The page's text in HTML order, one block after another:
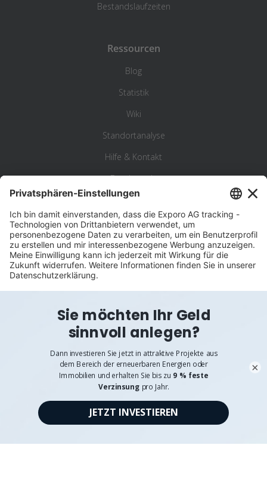
Bestandslaufzeiten
Ressourcen
Blog
Statistik
Wiki
Standortanalyse
Hilfe & Kontakt
Beschwerde
©Exporo AG 2026
AGB
Disclaimer
Pflichtangaben
Verhaltenskodex & Hinweisgebersystem
×